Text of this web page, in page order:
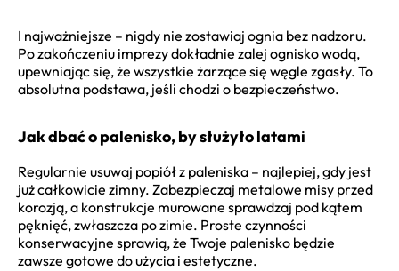
I najważniejsze – nigdy nie zostawiaj ognia bez nadzoru.
Po zakończeniu imprezy dokładnie zalej ognisko wodą,
upewniając się, że wszystkie żarzące się węgle zgasły. To
absolutna podstawa, jeśli chodzi o bezpieczeństwo.
Jak dbać o palenisko, by służyło latami
Regularnie usuwaj popiół z paleniska – najlepiej, gdy jest
już całkowicie zimny. Zabezpieczaj metalowe misy przed
korozją, a konstrukcje murowane sprawdzaj pod kątem
pęknięć, zwłaszcza po zimie. Proste czynności
konserwacyjne sprawią, że Twoje palenisko będzie
zawsze gotowe do użycia i estetyczne.